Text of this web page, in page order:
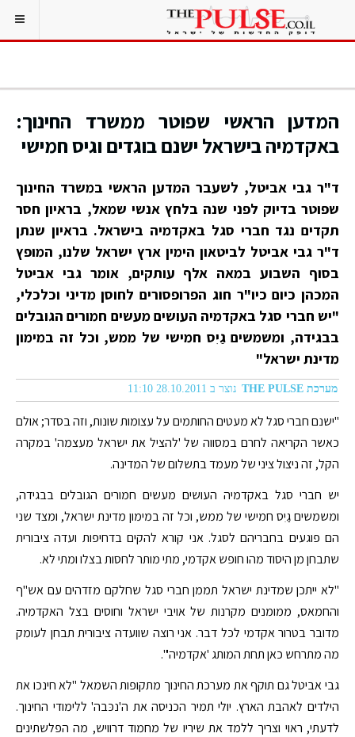
המדען הראשי שפוטר ממשרד החינוך:
באקדמיה בישראל ישנם בוגדים וגיס חמישי
ד"ר גבי אביטל, לשעבר המדען הראשי במשרד החינוך
שפוטר בדיוק לפני שנה בלחץ אנשי שמאל, בראיון חסר
תקדים נגד חברי סגל באקדמיה בישראל. בראיון שנתן
ד"ר גבי אביטל לביטאון הימין ארץ ישראל שלנו, המופץ
בסוף השבוע במאה אלף עותקים, אומר גבי אביטל
המכהן כיום כיו"ר חוג הפרופסורים לחוסן מדיני וכלכלי,
"יש חברי סגל באקדמיה העושים מעשים חמורים הגובלים
בבגידה, ומשמשים גַיִס חמישי של ממש, וכל זה במימון
מדינת ישראל"
מערכת THE PULSE נוצר ב 28.10.2011 11:10
"ישנם חברי סגל לא מעטים החותמים על עצומות שונות, וזה בסדר; אולם
כאשר הקריאה לחרם במסווה של 'להציל את ישראל מעצמה' במקרה
הקל, זה ניצול ציני של מעמד בתשלום של המדינה.
יש חברי סגל באקדמיה העושים מעשים חמורים הגובלים בבגידה,
ומשמשים גַיִס חמישי של ממש, וכל זה במימון מדינת ישראל, ומצד שני
הם פוגעים בחבריהם לסגל. אני קורא להקים בדחיפות ועדה ציבורית
שתבחן מן היסוד מהו חופש אקדמי, מתי מותר לחסות בצלו ומתי לא.
"לא ייתכן שמדינת ישראל תממן חברי סגל שחלקם מזדהים עם אש"ף
והחמאס, ממומנים מקרנות של אויבי ישראל וחוסים בצל האקדמיה.
מדובר בטרור אקדמי לכל דבר. אני רוצה שוועדה ציבורית תבחן לעומק
מה מתרחש כאן תחת המותג 'אקדמיה'".
גבי אביטל גם תוקף את מערכת החינוך מתקופות השמאל "לא חינכו את
הילדים לאהבת הארץ. יולי תמיר הכניסה את ה'נכּבה' ללימודי החינוך.
לדעתי, ראוי וצריך ללמד את שיריו של מחמוד דרוויש, מה הפלשתינים